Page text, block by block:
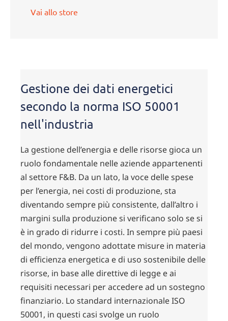
Vai allo store
Gestione dei dati energetici
secondo la norma ISO 50001
nell'industria
La gestione dell’energia e delle risorse gioca un
ruolo fondamentale nelle aziende appartenenti
al settore F&B. Da un lato, la voce delle spese
per l’energia, nei costi di produzione, sta
diventando sempre più consistente, dall’altro i
margini sulla produzione si verificano solo se si
è in grado di ridurre i costi. In sempre più paesi
del mondo, vengono adottate misure in materia
di efficienza energetica e di uso sostenibile delle
risorse, in base alle direttive di legge e ai
requisiti necessari per accedere ad un sostegno
finanziario. Lo standard internazionale ISO
50001, in questi casi svolge un ruolo